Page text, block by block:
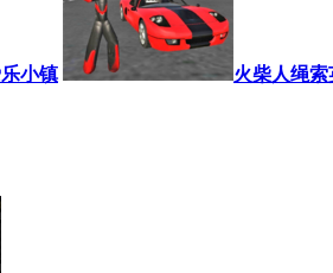
小镇
火柴人绳